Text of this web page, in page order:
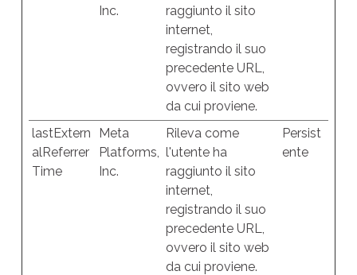
Inc.
raggiunto il sito
internet,
registrando il suo
precedente URL,
ovvero il sito web
da cui proviene.
lastExtern
alReferrer
Time
Meta
Platforms,
Inc.
Rileva come
l'utente ha
raggiunto il sito
internet,
registrando il suo
precedente URL,
ovvero il sito web
da cui proviene.
Persist
ente